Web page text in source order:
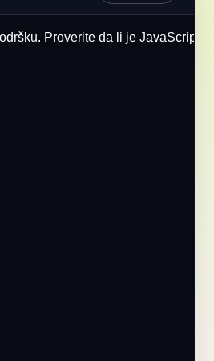
Proverite da li je JavaScript